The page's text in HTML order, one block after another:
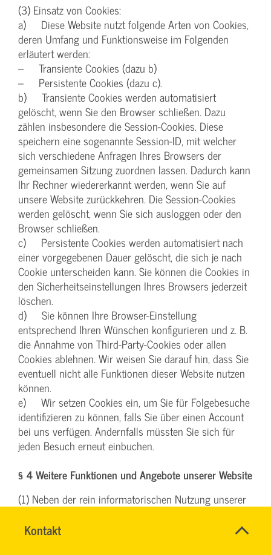
Kontakt
Name*
SVG-
Wiki
(3) Einsatz von Cookies:
a) Diese Website nutzt folgende Arten von Cookies,
deren Umfang und Funktionsweise im Folgenden
erläutert werden:
– Transiente Cookies (dazu b)
– Persistente Cookies (dazu c).
b) Transiente Cookies werden automatisiert
gelöscht, wenn Sie den Browser schließen. Dazu
zählen insbesondere die Session-Cookies. Diese
speichern eine sogenannte Session-ID, mit welcher
sich verschiedene Anfragen Ihres Browsers der
gemeinsamen Sitzung zuordnen lassen. Dadurch kann
Ihr Rechner wiedererkannt werden, wenn Sie auf
unsere Website zurückkehren. Die Session-Cookies
werden gelöscht, wenn Sie sich ausloggen oder den
Browser schließen.
c) Persistente Cookies werden automatisiert nach
einer vorgegebenen Dauer gelöscht, die sich je nach
Cookie unterscheiden kann. Sie können die Cookies in
den Sicherheitseinstellungen Ihres Browsers jederzeit
löschen.
d) Sie können Ihre Browser-Einstellung
entsprechend Ihren Wünschen konfigurieren und z. B.
die Annahme von Third-Party-Cookies oder allen
Cookies ablehnen. Wir weisen Sie darauf hin, dass Sie
eventuell nicht alle Funktionen dieser Website nutzen
können.
e) Wir setzen Cookies ein, um Sie für Folgebesuche
identifizieren zu können, falls Sie über einen Account
bei uns verfügen. Andernfalls müssten Sie sich für
jeden Besuch erneut einbuchen.
§ 4 Weitere Funktionen und Angebote unserer Website
(1) Neben der rein informatorischen Nutzung unserer
bei Interesse nutzen können. Dazu müssen Sie in der